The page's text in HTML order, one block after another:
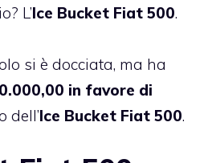
L’Ice Bucket Fiat 500.
si è docciata, ma ha
in favore di
dell’Ice Bucket Fiat 500.